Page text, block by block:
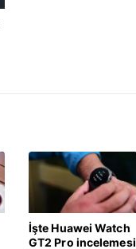
İşte Huawei Watch
GT2 Pro incelemesi